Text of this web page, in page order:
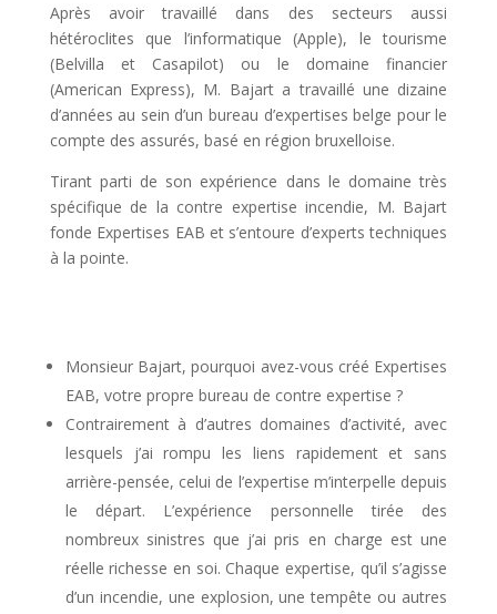
Après avoir travaillé dans des secteurs aussi
hétéroclites que l’informatique (Apple), le tourisme
(Belvilla et Casapilot) ou le domaine financier
(American Express), M. Bajart a travaillé une dizaine
d’années au sein d’un bureau d’expertises belge pour le
compte des assurés, basé en région bruxelloise.
Tirant parti de son expérience dans le domaine très
spécifique de la contre expertise incendie, M. Bajart
fonde Expertises EAB et s’entoure d’experts techniques
à la pointe.
Monsieur Bajart, pourquoi avez-vous créé Expertises
EAB, votre propre bureau de contre expertise ?
Contrairement à d’autres domaines d’activité, avec
lesquels j’ai rompu les liens rapidement et sans
arrière-pensée, celui de l’expertise m’interpelle depuis
le départ. L’expérience personnelle tirée des
nombreux sinistres que j’ai pris en charge est une
réelle richesse en soi. Chaque expertise, qu’il s’agisse
d’un incendie, une explosion, une tempête ou autres